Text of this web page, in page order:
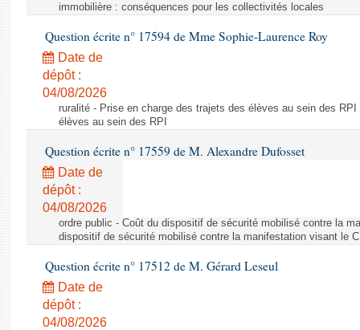
immobilière : conséquences pour les collectivités locales
Question écrite n° 17594 de Mme Sophie-Laurence Roy
Date de
dépôt :
04/08/2026
ruralité - Prise en charge des trajets des élèves au sein des
élèves au sein des RPI
Question écrite n° 17559 de M. Alexandre Dufosset
Date de
dépôt :
04/08/2026
ordre public - Coût du dispositif de sécurité mobilisé contre la
dispositif de sécurité mobilisé contre la manifestation visant le
Question écrite n° 17512 de M. Gérard Leseul
Date de
dépôt :
04/08/2026